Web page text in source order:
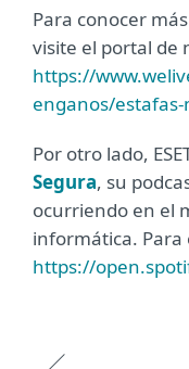
Para conocer
visite el portal de
https://
enganos/
Por otro lado,
Segura, su
ocurriendo en el
informática. Para
https://